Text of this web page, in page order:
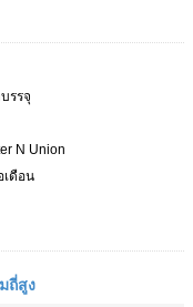
รรจุ
N Union
เดือน
ถี่สูง